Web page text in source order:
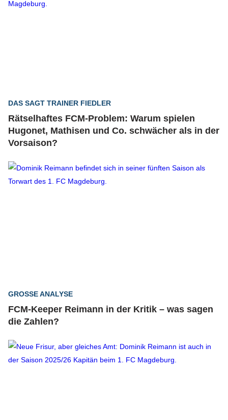
DAS SAGT TRAINER FIEDLER
Rätselhaftes FCM-Problem: Warum spielen
Hugonet, Mathisen und Co. schwächer als in der
Vorsaison?
GROSSE ANALYSE
FCM-Keeper Reimann in der Kritik – was sagen
die Zahlen?